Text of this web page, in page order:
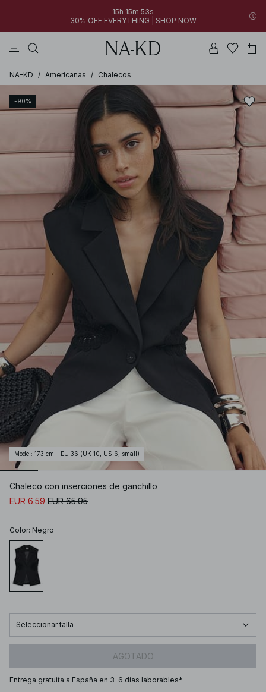
15h 15m 53s
30% OFF EVERYTHING | SHOP NOW
NA-KD / Americanas / Chalecos
-90%
Model : 173 cm - EU 36 (UK 10, US 6, small)
Chaleco con inserciones de ganchillo
EUR 6.59 EUR 65.95
Color: Negro
Seleccionar talla
AGOTADO
Entrega gratuita a España en 3-6 días laborables*